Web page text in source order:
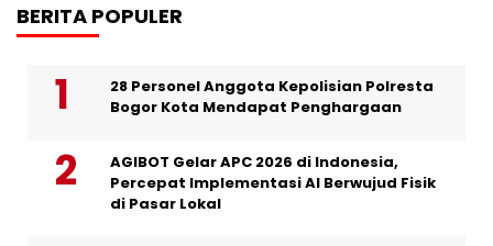
BERITA POPULER
28 Personel Anggota Kepolisian Polresta
Bogor Kota Mendapat Penghargaan
AGIBOT Gelar APC 2026 di Indonesia,
Percepat Implementasi AI Berwujud Fisik
di Pasar Lokal